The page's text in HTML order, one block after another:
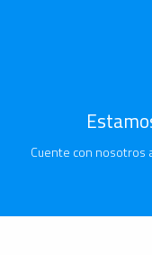
Cuente con nosotros